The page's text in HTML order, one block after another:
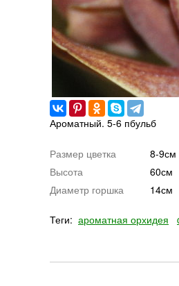
Ароматный. 5-6 пбульб
Размер цветка
8-9см
Высота
60см
Диаметр горшка
14см
Теги: ароматная орхидея